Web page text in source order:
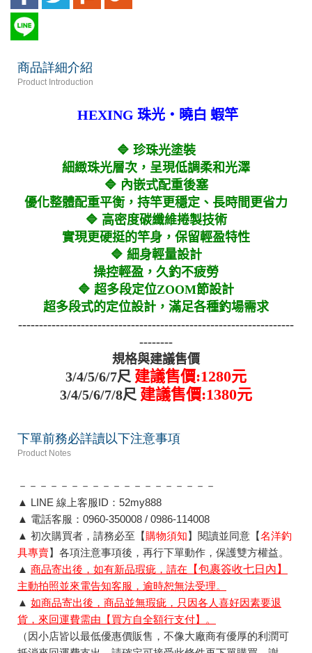
商品詳細介紹
Product Introduction
HEXING 珠光・曉白 蝦竿
🔷 珍珠光塗裝
細緻珠光層次，呈現低調柔和光澤
🔷 內嵌式配重後塞
優化整體配重平衡，持竿更穩定、長時間更省力
🔷 高密度碳纖維捲製技術
實現更硬挺的竿身，保留輕盈特性
🔷 細身輕量設計
操控輕盈，久釣不疲勞
🔷 超多段定位ZOOM節設計
超多段式的定位設計，滿足各種釣場需求
------------------------------------------------------------------
--------
規格與建議售價
3/4/5/6/7尺 建議售價:1280元
3/4/5/6/7/8尺 建議售價:1380元
下單前務必詳讀以下注意事項
Product Notes
－－－－－－－－－－－－－－－－－－－
▲ LINE 線上客服ID：52my888
▲ 電話客服：0960-350008 / 0986-114008
▲ 初次購買者，請務必至【購物須知】閱讀並同意【名洋釣
具專賣】各項注意事項後，再行下單動作，保護雙方權益。
▲ 商品寄出後，如有新品瑕疵，請在 【包裹簽收七日內】
主動拍照並來電告知客服，逾時恕無法受理。
▲ 如商品寄出後，商品並無瑕疵，只因各人喜好因素要退
貨，來回運費需由【買方自全額行支付】。
（因小店皆以最低優惠價販售，不像大廠商有優厚的利潤可